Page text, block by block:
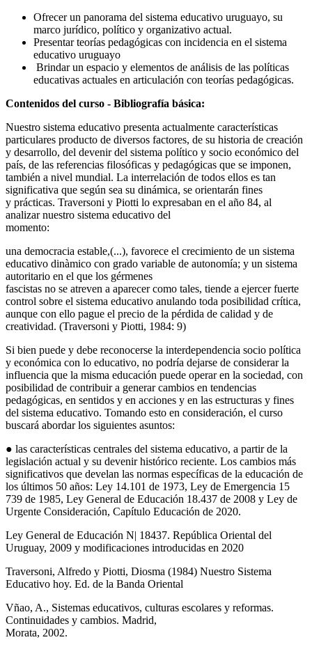
Ofrecer un panorama del sistema educativo uruguayo, su
marco jurídico, político y organizativo actual.
Presentar teorías pedagógicas con incidencia en el sistema
educativo uruguayo
Brindar un espacio y elementos de análisis de las políticas
educativas actuales en articulación con teorías pedagógicas.
Contenidos del curso - Bibliografía básica:
Nuestro sistema educativo presenta actualmente características
particulares producto de diversos factores, de su historia de creación
y desarrollo, del devenir del sistema político y socio económico del
país, de las referencias filosóficas y pedagógicas que se imponen,
también a nivel mundial. La interrelación de todos ellos es tan
significativa que según sea su dinámica, se orientarán fines
y prácticas. Traversoni y Piotti lo expresaban en el año 84, al
analizar nuestro sistema educativo del
momento:
una democracia estable,(...), favorece el crecimiento de un sistema
educativo dinàmico con grado variable de autonomía; y un sistema
autoritario en el que los gérmenes
fascistas no se atreven a aparecer como tales, tiende a ejercer fuerte
control sobre el sistema educativo anulando toda posibilidad crítica,
aunque con ello pague el precio de la pérdida de calidad y de
creatividad. (Traversoni y Piotti, 1984: 9)
Si bien puede y debe reconocerse la interdependencia socio política
y económica con lo educativo, no podría dejarse de considerar la
influencia que la misma educación puede operar en la sociedad, con
posibilidad de contribuir a generar cambios en tendencias
pedagógicas, en sentidos y en acciones y en las estructuras y fines
del sistema educativo. Tomando esto en consideración, el curso
buscará abordar los siguientes asuntos:
● las características centrales del sistema educativo, a partir de la
legislación actual y su devenir histórico reciente. Los cambios más
significativos que develan las normas específicas de la educación de
los últimos 50 años: Ley 14.101 de 1973, Ley de Emergencia 15
739 de 1985, Ley General de Educación 18.437 de 2008 y Ley de
Urgente Consideración, Capítulo Educación de 2020.
Ley General de Educación N| 18437. República Oriental del
Uruguay, 2009 y modificaciones introducidas en 2020
Traversoni, Alfredo y Piotti, Diosma (1984) Nuestro Sistema
Educativo hoy. Ed. de la Banda Oriental
Vñao, A., Sistemas educativos, culturas escolares y reformas.
Continuidades y cambios. Madrid,
Morata, 2002.